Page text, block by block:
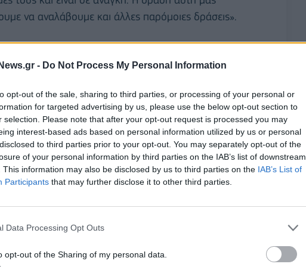
- Do Not Process My Personal Information
opt-out of the sale, sharing to third parties, or processing of your personal or
for targeted advertising by us, please use the below opt-out section to
selection. Please note that after your opt-out request is processed you may
interest-based ads based on personal information utilized by us or personal
to third parties prior to your opt-out. You may separately opt-out of the
of your personal information by third parties on the IAB’s list of downstream
This information may also be disclosed by us to third parties on the IAB’s List of
Participants that may further disclose it to other third parties.
Data Processing Opt Outs
opt-out of the Sharing of my personal data.
να αναλάβουμε και άλλες παρόμοιες δράσεις».
παιδική μέριμνα και προστασία αλλά και στην
στη μόνη μητέρα. Αυτή τη στιγμή στηρίζει
εκ των οποίων η Κιβωτός του Κόσμου